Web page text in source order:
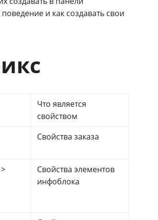
и как создавать свои
Что является
свойством
Свойства заказа
Свойства элементов
инфоблока